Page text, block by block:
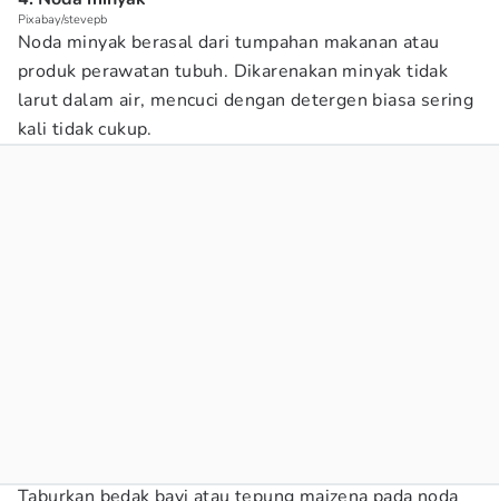
Pixabay/stevepb
Noda minyak berasal dari tumpahan makanan atau
produk perawatan tubuh. Dikarenakan minyak tidak
larut dalam air, mencuci dengan detergen biasa sering
kali tidak cukup.